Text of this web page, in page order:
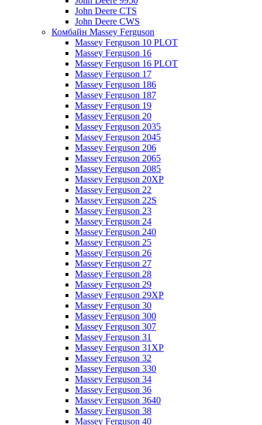
John Deere CTS
John Deere CWS
Комбайн Massey Ferguson
Massey Ferguson 10 PLOT
Massey Ferguson 16
Massey Ferguson 16 PLOT
Massey Ferguson 17
Massey Ferguson 186
Massey Ferguson 187
Massey Ferguson 19
Massey Ferguson 20
Massey Ferguson 2035
Massey Ferguson 2045
Massey Ferguson 206
Massey Ferguson 2065
Massey Ferguson 2085
Massey Ferguson 20XP
Massey Ferguson 22
Massey Ferguson 22S
Massey Ferguson 23
Massey Ferguson 24
Massey Ferguson 240
Massey Ferguson 25
Massey Ferguson 26
Massey Ferguson 27
Massey Ferguson 28
Massey Ferguson 29
Massey Ferguson 29XP
Massey Ferguson 30
Massey Ferguson 300
Massey Ferguson 307
Massey Ferguson 31
Massey Ferguson 31XP
Massey Ferguson 32
Massey Ferguson 330
Massey Ferguson 34
Massey Ferguson 36
Massey Ferguson 3640
Massey Ferguson 38
Massey Ferguson 40